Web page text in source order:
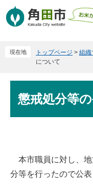
ー
ニ
現在地 トップページ > 組織
について
文懲戒処分等
本市職員に対し、地
分等を行ったので公表